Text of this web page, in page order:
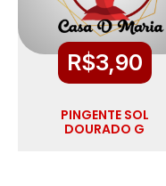
R$3,90
PINGENTE SOL
DOURADO G